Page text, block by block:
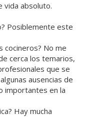
vida absoluto.
Posiblemente este
cocineros? No me
cerca los temarios,
que se
ausencias de
importantes en la
Hay mucha